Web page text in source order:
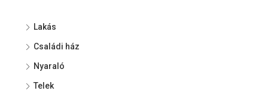
Lakás
Családi ház
Nyaraló
Telek